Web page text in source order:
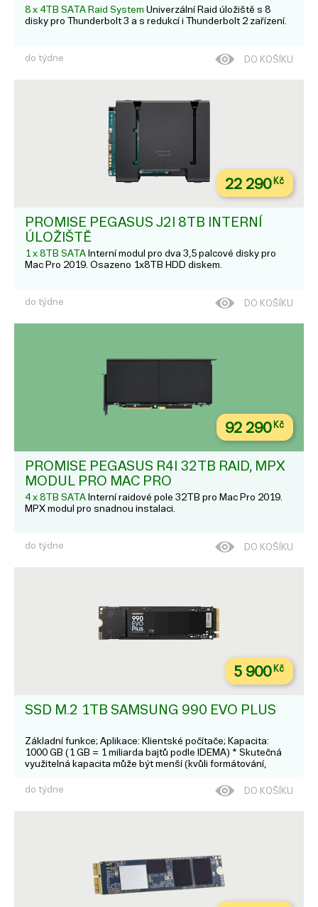
8 x 4TB SATA Raid System Univerzální Raid úložiště s 8
disky pro Thunderbolt 3 a s redukcí i Thunderbolt 2 zařízení.
do týdne DO KOŠÍKU
22 290Kč
PROMISE PEGASUS J2I 8TB INTERNÍ
ÚLOŽIŠTĚ
1 x 8TB SATA Interní modul pro dva 3,5 palcové disky pro
Mac Pro 2019. Osazeno 1x8TB HDD diskem.
do týdne DO KOŠÍKU
92 290Kč
PROMISE PEGASUS R4I 32TB RAID, MPX
MODUL PRO MAC PRO
4 x 8TB SATA Interní raidové pole 32TB pro Mac Pro 2019.
MPX modul pro snadnou instalaci.
do týdne DO KOŠÍKU
5 900Kč
SSD M.2 1TB SAMSUNG 990 EVO PLUS
Základní funkce; Aplikace: Klientské počítače; Kapacita:
1000 GB (1 GB = 1 miliarda bajtů podle IDEMA) * Skutečná
využitelná kapacita může být menší (kvůli formátování,
M.2 (2280); Rozhraní: P...
do týdne DO KOŠÍKU